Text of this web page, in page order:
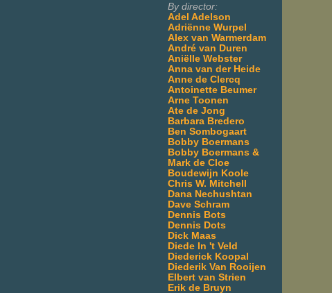
By director:
Adel Adelson
Adriënne Wurpel
Alex van Warmerdam
André van Duren
Aniëlle Webster
Anna van der Heide
Anne de Clercq
Antoinette Beumer
Arne Toonen
Ate de Jong
Barbara Bredero
Ben Sombogaart
Bobby Boermans
Bobby Boermans &
Mark de Cloe
Boudewijn Koole
Chris W. Mitchell
Dana Nechushtan
Dave Schram
Dennis Bots
Dennis Dots
Dick Maas
Diede In 't Veld
Diederick Koopal
Diederik Van Rooijen
Elbert van Strien
Erik de Bruyn